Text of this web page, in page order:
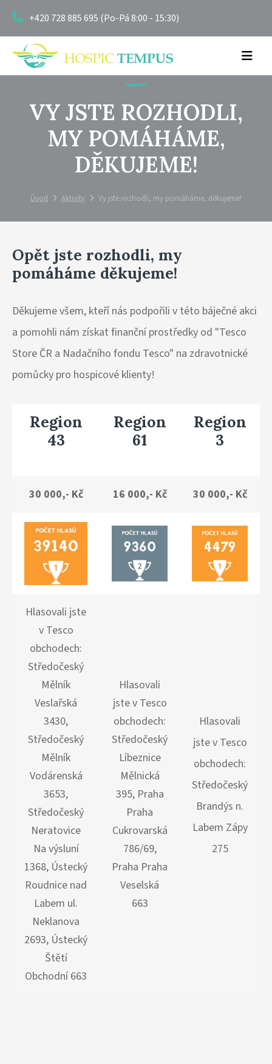
+420 728 885 695 (Po-Pá 8:00 - 15:30)
VY JSTE ROZHODLI,
MY POMÁHÁME,
DĚKUJEME!
Úvod Aktivity Vy jste rozhodli, my pomáháme, děkujeme!
Opět jste rozhodli, my
pomáháme děkujeme!
Děkujeme všem, kteří nás podpořili v této báječné akci
a pomohli nám získat finanční prostředky od "Tesco
Store ČR a Nadačního fondu Tesco" na zdravotnické
pomůcky pro hospicové klienty!
Region
43
Region
61
Region
3
30 000,- Kč 16 000,- Kč 30 000,- Kč
Hlasovali jste
v Tesco
obchodech:
Středočeský
Mělník
Veslařská
3430,
Středočeský
Mělník
Vodárenská
3653,
Středočeský
Neratovice
Na výsluní
1368, Ústecký
Roudnice nad
Labem ul.
Neklanova
2693, Ústecký
Štětí
Obchodní 663
Hlasovali
jste v Tesco
obchodech:
Středočeský
Líbeznice
Mělnická
395, Praha
Praha
Cukrovarská
786/69,
Praha Praha
Veselská
663
Hlasovali
jste v Tesco
obchodech:
Středočeský
Brandýs n.
Labem Zápy
275